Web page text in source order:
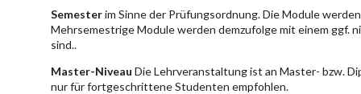
Semesterim Sinne der Prüfungsordnung. Die Module
Mehrsemestrige Module werden demzufolge mit einem ggf.
sind..
Master-Niveau Die Lehrveranstaltung ist an Master- bzw.
nur für fortgeschrittene Studenten empfohlen.